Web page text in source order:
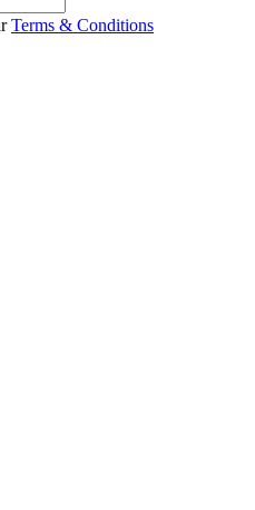
Terms & Conditions